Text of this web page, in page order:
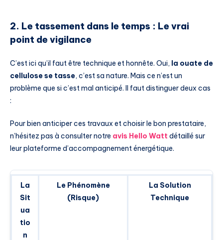
2. Le tassement dans le temps : Le vrai
point de vigilance
C’est ici qu’il faut être technique et honnête. Oui, la ouate de
cellulose se tasse, c’est sa nature. Mais ce n’est un
problème que si c’est mal anticipé. Il faut distinguer deux cas
:
Pour bien anticiper ces travaux et choisir le bon prestataire,
n’hésitez pas à consulter notre avis Hello Watt détaillé sur
leur plateforme d’accompagnement énergétique.
La
Sit
ua
tio
n
Le Phénomène
(Risque)
La Solution
Technique